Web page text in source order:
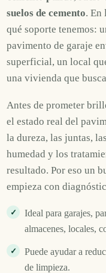
suelos de cemento. En
qué soporte tenemos:
pavimento de garaje
superficial, un local
una vivienda que
Antes de prometer
el estado real del
la dureza, las juntas,
humedad y los
resultado. Por eso un
empieza con
Ideal para garajes,
almacenes, locales,
Puede ayudar a
de limpieza.